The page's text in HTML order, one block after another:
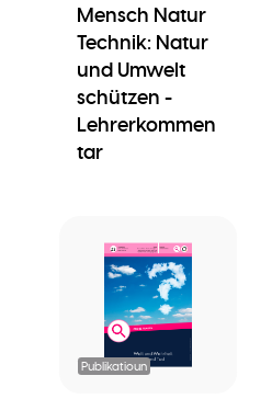
Mensch Natur
Technik: Natur
und Umwelt
schützen -
Lehrerkommen
tar
Publikatioun